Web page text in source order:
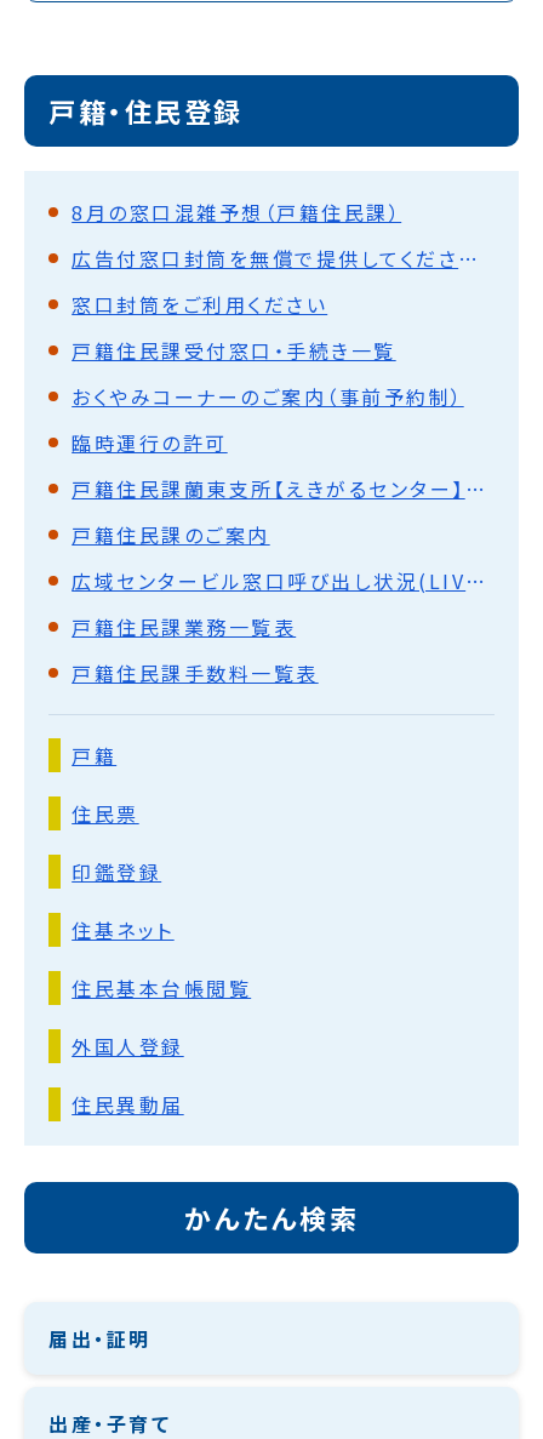
戸籍・住民登録
8月の窓口混雑予想（戸籍住民課）
広告付窓口封筒を無償で提供してくださる事業者を募集します
窓口封筒をご利用ください
戸籍住民課受付窓口・手続き一覧
おくやみコーナーのご案内（事前予約制）
臨時運行の許可
戸籍住民課蘭東支所【えきがるセンター】のご案内
戸籍住民課のご案内
広域センタービル窓口呼び出し状況(LIVE中継)
戸籍住民課業務一覧表
戸籍住民課手数料一覧表
戸籍
住民票
印鑑登録
住基ネット
住民基本台帳閲覧
外国人登録
住民異動届
かんたん検索
届出・証明
出産・子育て